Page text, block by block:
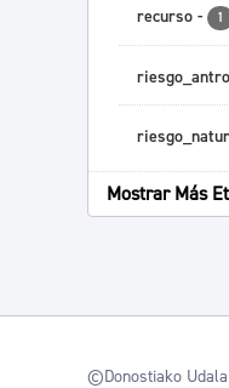
recurso - 1
Mostrar Más
©Donostiako